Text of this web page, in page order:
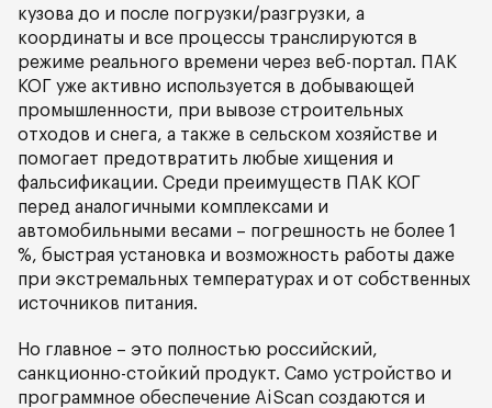
кузова до и после погрузки/разгрузки, а
координаты и все процессы транслируются в
режиме реального времени через веб-портал. ПАК
КОГ уже активно используется в добывающей
промышленности, при вывозе строительных
отходов и снега, а также в сельском хозяйстве и
помогает предотвратить любые хищения и
фальсификации. Среди преимуществ ПАК КОГ
перед аналогичными комплексами и
автомобильными весами – погрешность не более 1
%, быстрая установка и возможность работы даже
при экстремальных температурах и от собственных
источников питания.
Но главное – это полностью российский,
санкционно-стойкий продукт. Само устройство и
программное обеспечение AiScan создаются и